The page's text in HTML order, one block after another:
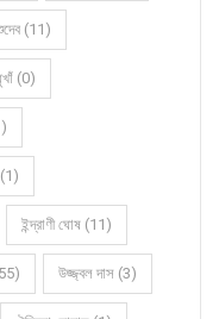
(11)
(0)
(1)
ইন্দ্রাণী ঘোষ (11)
উজ্জ্বল দাস (3)